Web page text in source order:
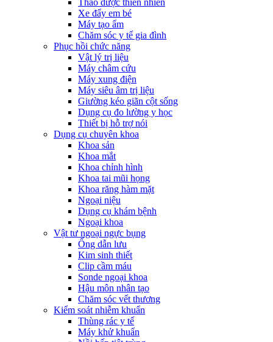
Thảo dược thiên nhiên
Xe đẩy em bé
Máy tạo ẩm
Chăm sóc y tế gia đình
Phục hồi chức năng
Vật lý trị liệu
Máy châm cứu
Máy xung điện
Máy siêu âm trị liệu
Giường kéo giãn cột sống
Dụng cụ đo lường y học
Thiết bị hỗ trợ nói
Dụng cụ chuyên khoa
Khoa sản
Khoa mắt
Khoa chỉnh hình
Khoa tai mũi họng
Khoa răng hàm mặt
Ngoại niệu
Dụng cụ khám bệnh
Ngoại khoa
Vật tư ngoại ngực bụng
Ống dẫn lưu
Kim sinh thiết
Clip cầm máu
Sonde ngoại khoa
Hậu môn nhân tạo
Chăm sóc vết thương
Kiểm soát nhiễm khuẩn
Thùng rác y tế
Máy khử khuẩn